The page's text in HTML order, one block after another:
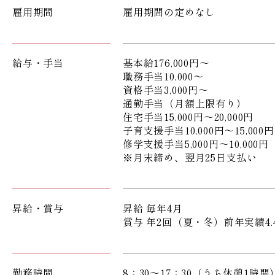
雇用期間 雇用期間の定めなし
給与・手当
基本給176,000円～
職務手当10,000～
資格手当3,000円～
通勤手当（月額上限有り）
住宅手当15,000円～20,000円
子育支援手当10,000円～15,000円
修学支援手当5,000円～10,000円
※月末締め、翌月25日支払い
昇給・賞与
昇給 毎年4月
賞与 年2回（夏・冬）前年実績